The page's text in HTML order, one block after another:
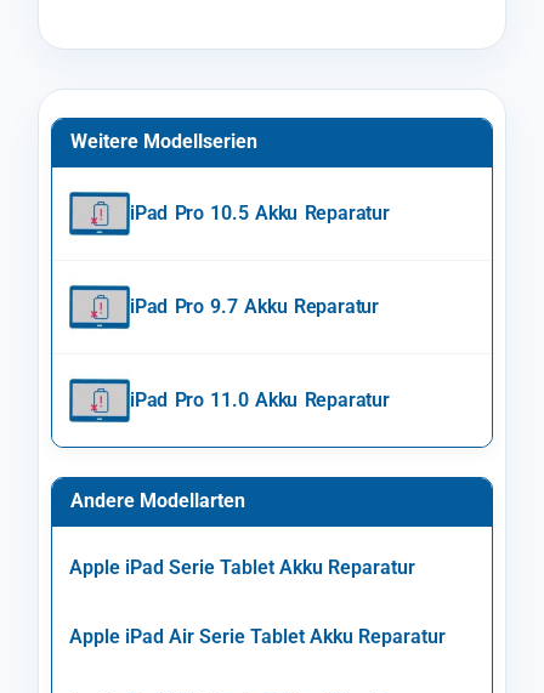
Weitere Modellserien
iPad Pro 10.5 Akku Reparatur
iPad Pro 9.7 Akku Reparatur
iPad Pro 11.0 Akku Reparatur
Andere Modellarten
Apple iPad Serie Tablet Akku Reparatur
Apple iPad Air Serie Tablet Akku Reparatur